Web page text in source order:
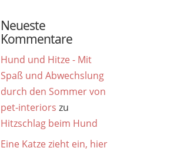
Neueste
Kommentare
Hund und Hitze - Mit
Spaß und Abwechslung
durch den Sommer von
pet-interiors zu
Hitzschlag beim Hund
Eine Katze zieht ein, hier